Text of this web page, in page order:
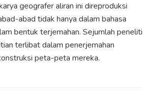
geografer aliran ini direproduksi
abad tidak hanya dalam bahasa
bentuk terjemahan. Sejumlah peneliti
terlibat dalam penerjemahan
peta-peta mereka.